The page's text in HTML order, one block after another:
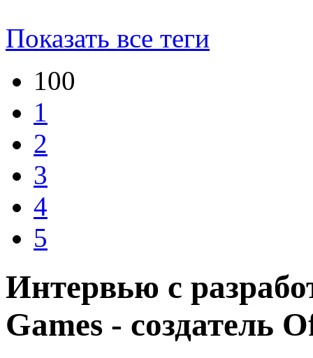
Показать все теги
100
1
2
3
4
5
Интервью с
Games - создатель